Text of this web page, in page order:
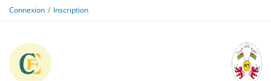
Connexion Inscription